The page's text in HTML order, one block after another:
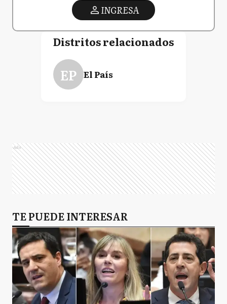
INGRESA
Distritos relacionados
EP El País
Ads
TE PUEDE INTERESAR